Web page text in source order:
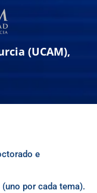
(UCAM),
e
por cada tema).